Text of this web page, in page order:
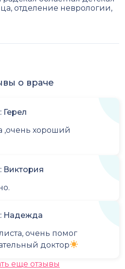
отделение неврологии,
о враче
Герел
,очень хороший
Виктория
Надежда
очень помог
доктор
еще отзывы